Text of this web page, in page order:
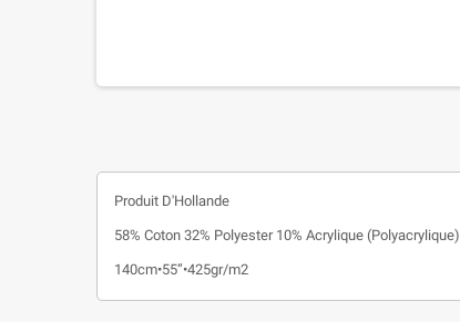
Produit D'Hollande
58% Coton 32% Polyester 10% Acrylique (Polyacrylique)
140cm•55”•425gr/m2